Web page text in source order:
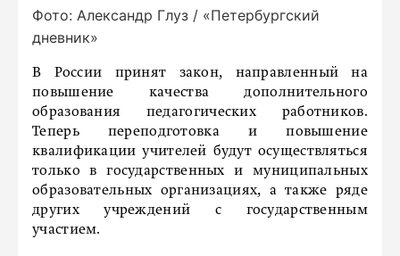
Фото: Александр Глуз / «Петербургский
дневник»
В России принят закон, направленный на
повышение качества дополнительного
образования педагогических работников.
Теперь переподготовка и повышение
квалификации учителей будут осуществляться
только в государственных и муниципальных
образовательных организациях, а также ряде
других учреждений с государственным
участием.